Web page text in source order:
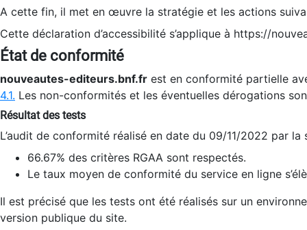
A cette fin, il met en œuvre la stratégie et les actions
Cette déclaration d’accessibilité s’applique à https://
État de conformité
nouveautes-editeurs.bnf.fr est en conformité partielle
4.1. Les non-conformités et les éventuelles dérogations
Résultat des tests
L’audit de conformité réalisé en date du 09/11/2022 par
66.67% des critères RGAA sont respectés.
Le taux moyen de conformité du service en ligne
Il est précisé que les tests ont été réalisés sur un
version publique du site.